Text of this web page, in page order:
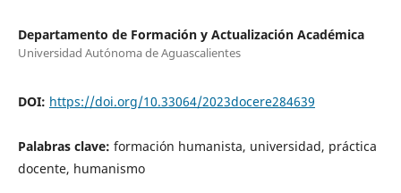
Departamento de Formación y Actualización Académica
Universidad Autónoma de Aguascalientes
DOI: https://doi.org/10.33064/2023docere284639
Palabras clave: formación humanista, universidad, práctica
docente, humanismo